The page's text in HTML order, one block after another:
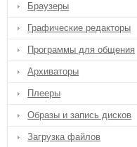
Браузеры
Графические редакторы
Программы для общения
Архиваторы
Плееры
Образы и запись дисков
Загрузка файлов